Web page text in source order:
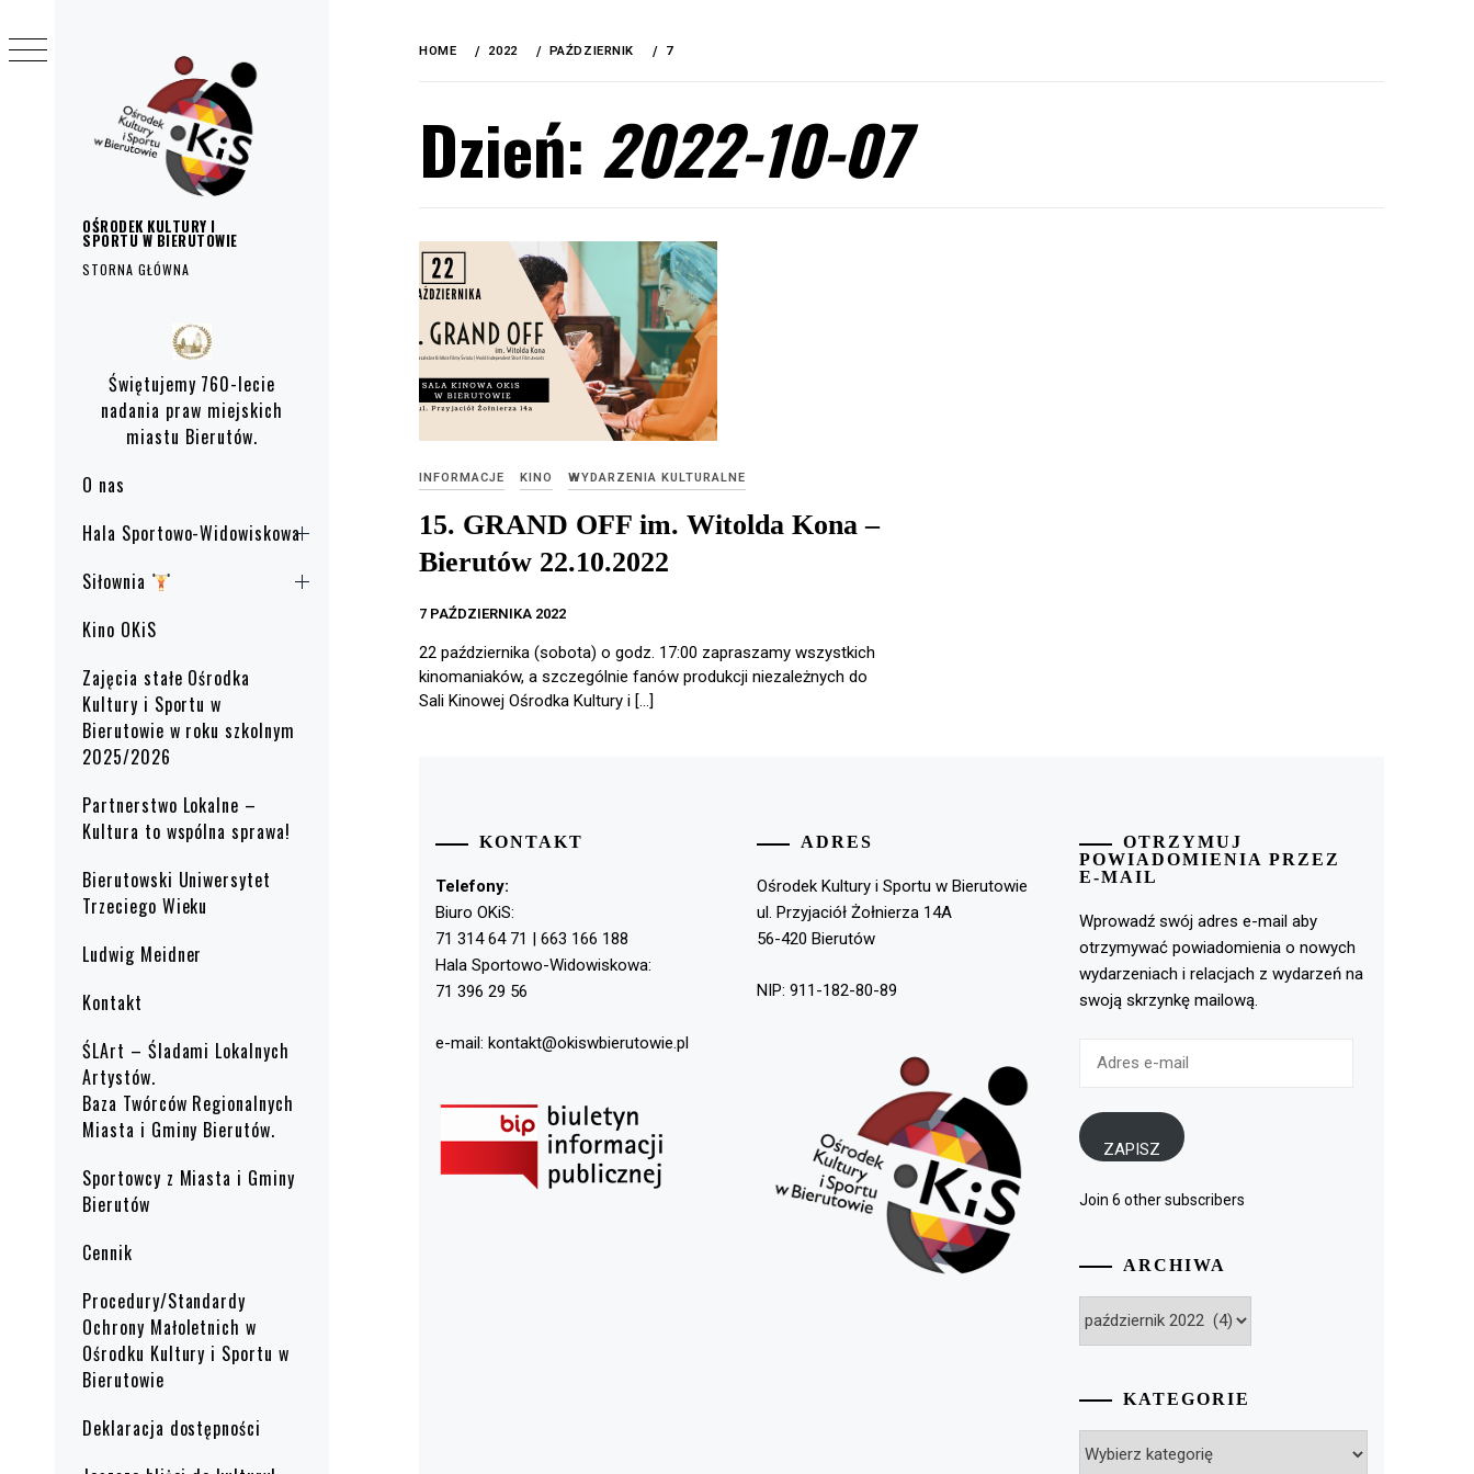
OŚRODEK KULTURY I
SPORTU W BIERUTOWIE
STORNA GŁÓWNA
Świętujemy 760-lecie
nadania praw miejskich
miastu Bierutów.
O nas
Hala Sportowo-Widowiskowa
Siłownia
Kino OKiS
Zajęcia stałe Ośrodka
Kultury i Sportu w
Bierutowie w roku szkolnym
2025/2026
Partnerstwo Lokalne –
Kultura to wspólna sprawa!
Bierutowski Uniwersytet
Trzeciego Wieku
Ludwig Meidner
Kontakt
ŚLArt – Śladami Lokalnych
Artystów.
Baza Twórców Regionalnych
Miasta i Gminy Bierutów.
Sportowcy z Miasta i Gminy
Bierutów
Cennik
Procedury/Standardy
Ochrony Małoletnich w
Ośrodku Kultury i Sportu w
Bierutowie
Deklaracja dostępności
HOME 2022 PAŹDZIERNIK 7
Dzień: 2022-10-07
INFORMACJE KINO WYDARZENIA KULTURALNE
15. GRAND OFF im. Witolda Kona –
Bierutów 22.10.2022
7 PAŹDZIERNIKA 2022
22 października (sobota) o godz. 17:00 zapraszamy wszystkich
kinomaniaków, a szczególnie fanów produkcji niezależnych do
Sali Kinowej Ośrodka Kultury i […]
KONTAKT
Telefony:
Biuro OKiS:
71 314 64 71 | 663 166 188
Hala Sportowo-Widowiskowa:
71 396 29 56
e-mail: kontakt@okiswbierutowie.pl
ADRES
Ośrodek Kultury i Sportu w Bierutowie
ul. Przyjaciół Żołnierza 14A
56-420 Bierutów
NIP: 911-182-80-89
OTRZYMUJ
POWIADOMIENIA PRZEZ
E-MAIL
Wprowadź swój adres e-mail aby
otrzymywać powiadomienia o nowych
wydarzeniach i relacjach z wydarzeń na
swoją skrzynkę mailową.
ZAPISZ
Join 6 other subscribers
ARCHIWA
KATEGORIE